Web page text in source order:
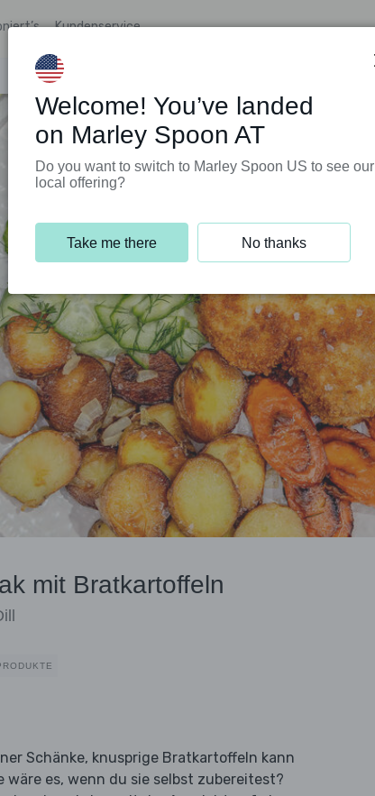
Kundenservice
mit Bratkartoffeln
Schänke, knusprige Bratkartoffeln kann
wäre es, wenn du sie selbst zubereitest?
Welcome! You’ve landed
on Marley Spoon AT
Do you want to switch to Marley Spoon US to see our
local offering?
Take me there No thanks